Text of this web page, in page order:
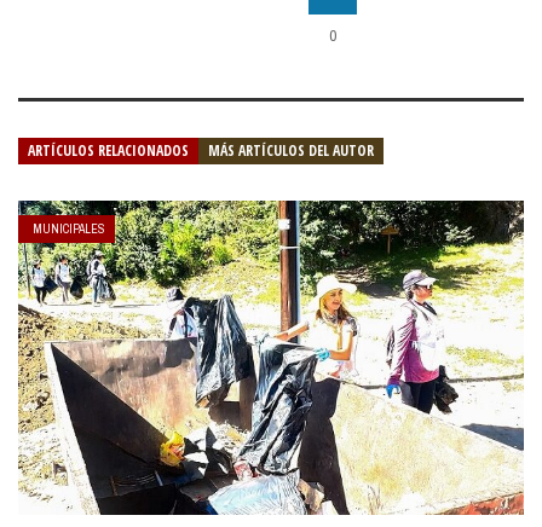
0
ARTÍCULOS RELACIONADOS MÁS ARTÍCULOS DEL AUTOR
MUNICIPALES